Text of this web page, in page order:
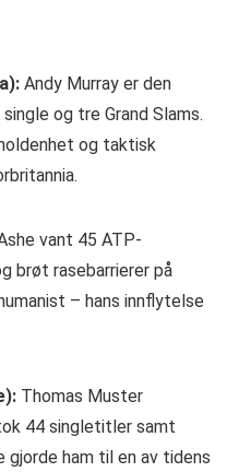
Andy Murray er den
og tre Grand Slams.
og taktisk
vant 45 ATP-
brøt rasebarrierer på
– hans innflytelse
Thomas Muster
44 singletitler samt
gjorde ham til en av tidens